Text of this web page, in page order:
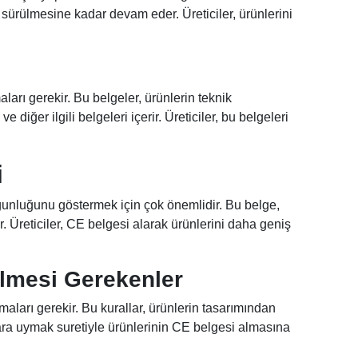
kadar devam eder. Üreticiler, ürünlerini
gerekir. Bu belgeler, ürünlerin teknik
diğer ilgili belgeleri içerir. Üreticiler, bu belgeleri
göstermek için çok önemlidir. Bu belge,
Üreticiler, CE belgesi alarak ürünlerini daha geniş
Gerekenler
gerekir. Bu kurallar, ürünlerin tasarımından
uymak suretiyle ürünlerinin CE belgesi almasına